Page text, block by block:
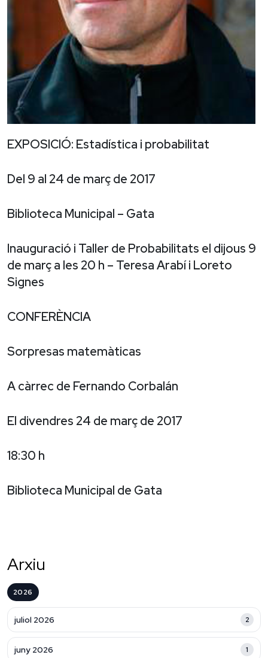
EXPOSICIÓ: Estadística i probabilitat
Del 9 al 24 de març de 2017
Biblioteca Municipal – Gata
Inauguració i Taller de Probabilitats el dijous 9
de març a les 20 h – Teresa Arabí i Loreto
Signes
CONFERÈNCIA
Sorpresas matemàticas
A càrrec de Fernando Corbalán
El divendres 24 de març de 2017
18:30 h
Biblioteca Municipal de Gata
Arxiu
2026
juliol 2026 2
juny 2026 1